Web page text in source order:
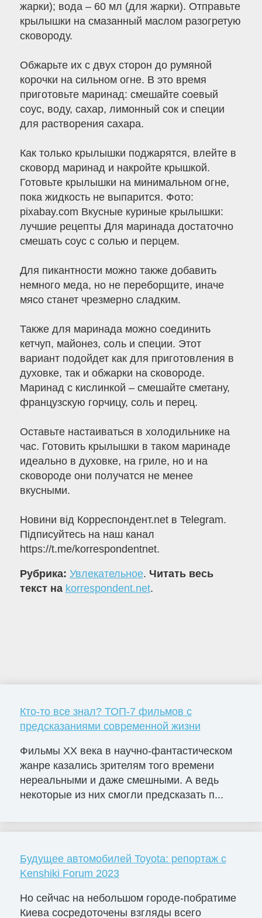
жарки); вода – 60 мл (для жарки). Отправьте
крылышки на смазанный маслом разогретую
сковороду.
Обжарьте их с двух сторон до румяной
корочки на сильном огне. В это время
приготовьте маринад: смешайте соевый
соус, воду, сахар, лимонный сок и специи
для растворения сахара.
Как только крылышки поджарятся, влейте в
сковорд маринад и накройте крышкой.
Готовьте крылышки на минимальном огне,
пока жидкость не выпарится. Фото:
pixabay.com Вкусные куриные крылышки:
лучшие рецепты Для маринада достаточно
смешать соус с солью и перцем.
Для пикантности можно также добавить
немного меда, но не переборщите, иначе
мясо станет чрезмерно сладким.
Также для маринада можно соединить
кетчуп, майонез, соль и специи. Этот
вариант подойдет как для приготовления в
духовке, так и обжарки на сковороде.
Маринад с кислинкой – смешайте сметану,
французскую горчицу, соль и перец.
Оставьте настаиваться в холодильнике на
час. Готовить крылышки в таком маринаде
идеально в духовке, на гриле, но и на
сковороде они получатся не менее
вкусными.
Новини від Корреспондент.net в Telegram.
Підписуйтесь на наш канал
https://t.me/korrespondentnet.
Рубрика: Увлекательное. Читать весь
текст на korrespondent.net.
Кто-то все знал? ТОП-7 фильмов с
предсказаниями современной жизни
Фильмы ХХ века в научно-фантастическом
жанре казались зрителям того времени
нереальными и даже смешными. А ведь
некоторые из них смогли предсказать п...
Будущее автомобилей Toyota: репортаж с
Kenshiki Forum 2023
Но сейчас на небольшом городе-побратиме
Киева сосредоточены взгляды всего